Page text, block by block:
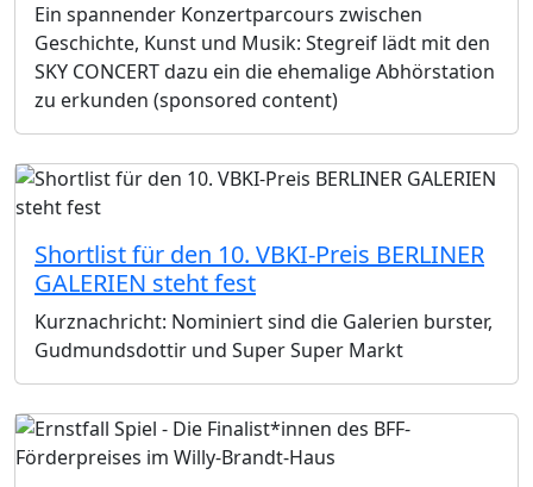
Ein spannender Konzertparcours zwischen
Geschichte, Kunst und Musik: Stegreif lädt mit den
SKY CONCERT dazu ein die ehemalige Abhörstation
zu erkunden (sponsored content)
Shortlist für den 10. VBKI-Preis BERLINER
GALERIEN steht fest
Kurznachricht: Nominiert sind die Galerien burster,
Gudmundsdottir und Super Super Markt